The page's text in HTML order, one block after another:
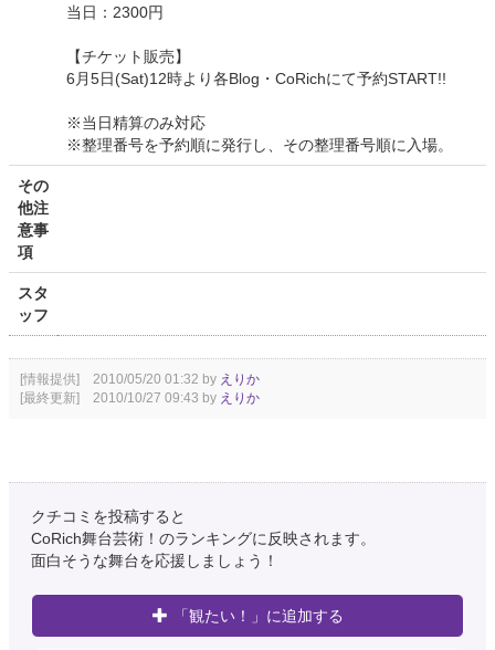
当日：2300円
【チケット販売】
6月5日(Sat)12時より各Blog・CoRichにて予約START!!
※当日精算のみ対応
※整理番号を予約順に発行し、その整理番号順に入場。
その
他注
意事
項
スタ
ッフ
[情報提供] 2010/05/20 01:32 by えりか
[最終更新] 2010/10/27 09:43 by えりか
クチコミを投稿すると
CoRich舞台芸術！のランキングに反映されます。
面白そうな舞台を応援しましょう！
「観たい！」に追加する